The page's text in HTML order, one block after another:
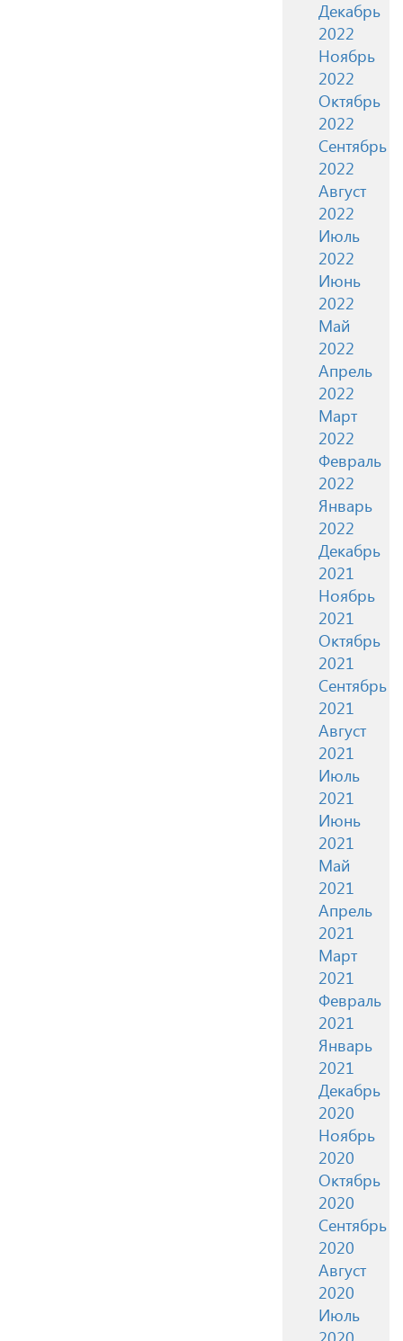
Декабрь
2022
Ноябрь
2022
Октябрь
2022
Сентябрь
2022
Август
2022
Июль
2022
Июнь
2022
Май
2022
Апрель
2022
Март
2022
Февраль
2022
Январь
2022
Декабрь
2021
Ноябрь
2021
Октябрь
2021
Сентябрь
2021
Август
2021
Июль
2021
Июнь
2021
Май
2021
Апрель
2021
Март
2021
Февраль
2021
Январь
2021
Декабрь
2020
Ноябрь
2020
Октябрь
2020
Сентябрь
2020
Август
2020
Июль